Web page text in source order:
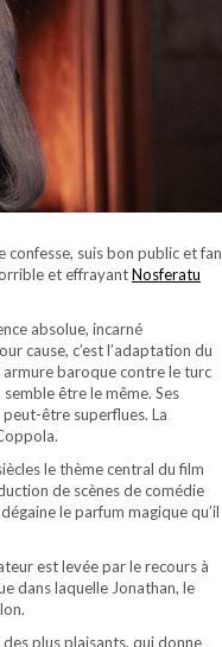
confesse, suis bon public et fan
et effrayantNosferatu
absolue, incarné
cause, c’est l’adaptation du
baroque contre le turc
être le même. Ses
être superflues. La
le thème central du film
de scènes de comédie
le parfum magique qu’il
est levée par le recours à
dans laquelle Jonathan, le
plus plaisants, qui donne